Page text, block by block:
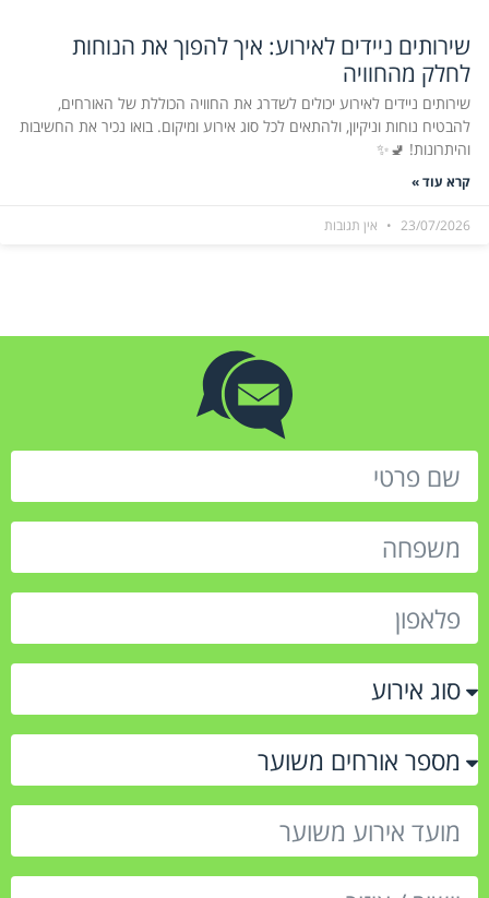
שירותים ניידים לאירוע: איך להפוך את הנוחות
לחלק מהחוויה
שירותים ניידים לאירוע יכולים לשדרג את החוויה הכוללת של האורחים,
להבטיח נוחות וניקיון, ולהתאים לכל סוג אירוע ומיקום. בואו נכיר את החשיבות
והיתרונות! 🚽✨
קרא עוד »
23/07/2026 אין תגובות